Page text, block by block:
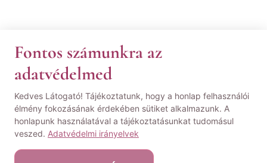
fogadod a szükséges sütiket.
ELFOGADOM ÉS BETÖLTÖM
Fontos számunkra az
adatvédelmed
Kedves Látogató! Tájékoztatunk, hogy a honlap felhasználói
élmény fokozásának érdekében sütiket alkalmazunk. A
honlapunk használatával a tájékoztatásunkat tudomásul
veszed. Adatvédelmi irányelvek